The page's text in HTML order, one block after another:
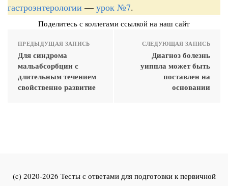
гастроэнтерологии — урок №7.
Поделитесь с коллегами ссылкой на наш сайт
ПРЕДЫДУЩАЯ ЗАПИСЬ
Для синдрома
мальабсорбции с
длительным течением
свойственно развитие
СЛЕДУЮЩАЯ ЗАПИСЬ
Диагноз болезнь
уиппла может быть
поставлен на
основании
(c) 2020-2026 Тесты с ответами для подготовки к первичной